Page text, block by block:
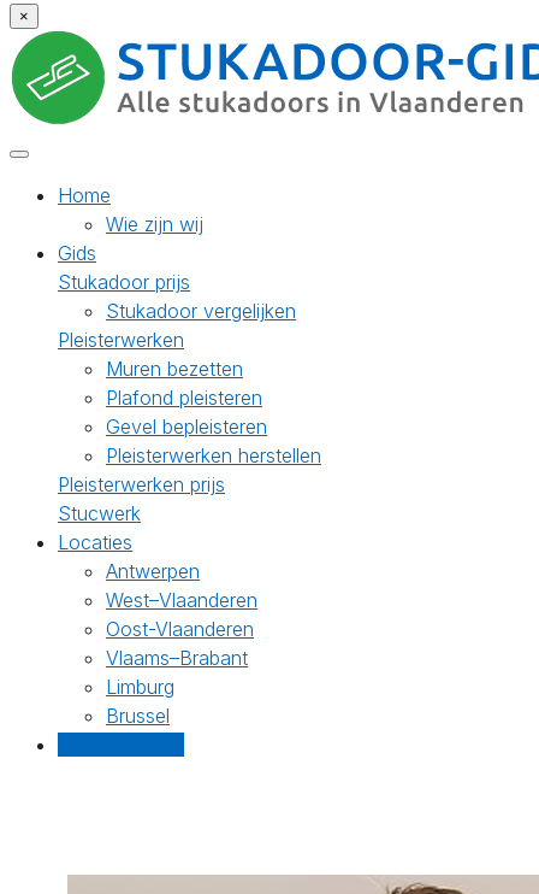
×
Home
Wie zijn wij
Gids
Stukadoor prijs
Stukadoor vergelijken
Pleisterwerken
Muren bezetten
Plafond pleisteren
Gevel bepleisteren
Pleisterwerken herstellen
Pleisterwerken prijs
Stucwerk
Locaties
Antwerpen
West–Vlaanderen
Oost-Vlaanderen
Vlaams–Brabant
Limburg
Brussel